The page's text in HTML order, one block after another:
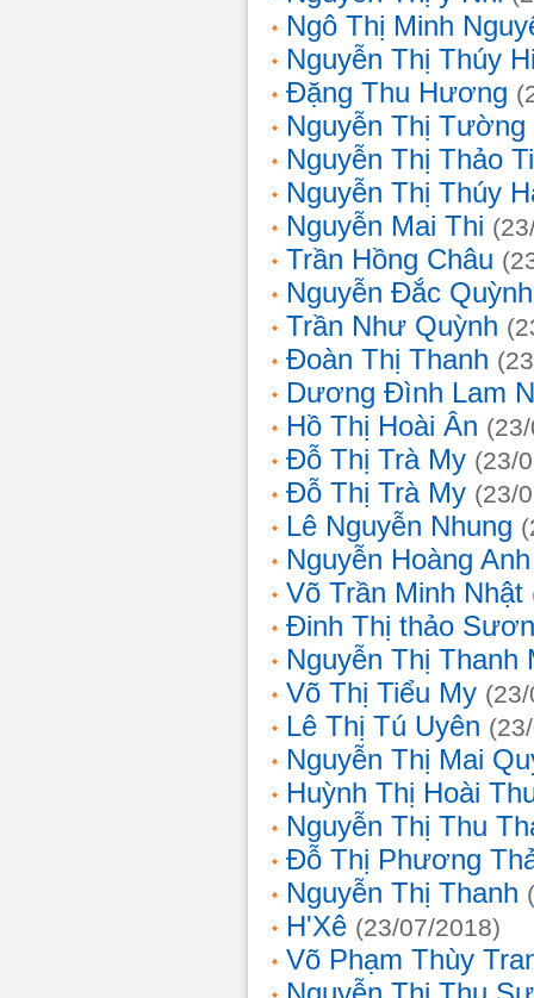
Ngô Thị Minh
Nguyễn Thị Thúy
Đặng Thu Hương
Nguyễn Thị Tường
Nguyễn Thị Thảo
Nguyễn Thị Thúy
Nguyễn Mai Thi
Trần Hồng Châu
Nguyễn Đắc
Trần Như Quỳnh
Đoàn Thị Thanh
Dương Đình Lam
Hồ Thị Hoài Ân
Đỗ Thị Trà My (23/
Đỗ Thị Trà My (23/
Lê Nguyễn Nhung
Nguyễn Hoàng Anh
Võ Trần Minh Nhật
Đinh Thị thảo
Nguyễn Thị Thanh
Võ Thị Tiểu My
Lê Thị Tú Uyên
Nguyễn Thị Mai
Huỳnh Thị Hoài
Nguyễn Thị Thu
Đỗ Thị Phương
Nguyễn Thị Thanh
H'Xê (23/07/2018)
Võ Phạm Thùy